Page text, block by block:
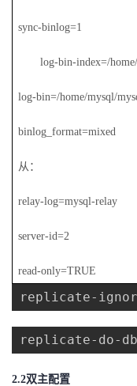
sync-binlog=1
log-bin-index=/
log-bin=/home/mysql/
binlog_format=mixed
从：
relay-log=mysql-relay
server-id=2
read-only=TRUE
replicate-
replicate-do-
2.2双主配置